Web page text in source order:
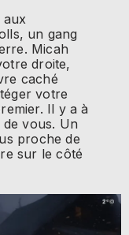
aux
un gang
Micah
droite,
caché
votre
Il y a à
vous. Un
proche de
sur le côté